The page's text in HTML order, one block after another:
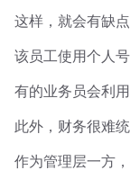
这样，就会有缺点
该员工使用个人
有的业务员会利
此外，财务很难
作为管理层一方